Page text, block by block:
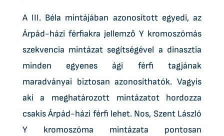
A III. Béla mintájában azonosított egyedi, az
Árpád-házi férfiakra jellemző Y kromoszómás
szekvencia mintázat segítségével a dinasztia
minden egyenes ági férfi tagjának
maradványai biztosan azonosíthatók. Vagyis
aki a meghatározott mintázatot hordozza
csakis Árpád-házi férfi lehet. Nos, Szent László
Y kromoszóma mintázata pontosan